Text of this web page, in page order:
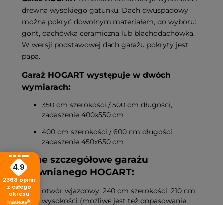
drewna wysokiego gatunku. Dach dwuspadowy
można pokryć dowolnym materiałem, do wyboru:
gont, dachówka ceramiczna lub blachodachówka.
W wersji podstawowej dach garażu pokryty jest
papą.
Garaż HOGART występuje w dwóch
wymiarach:
350 cm szerokości / 500 cm długości,
zadaszenie 400x550 cm
400 cm szerokości / 600 cm długości,
zadaszenie 450x650 cm
Dane szczegółowe garażu
drewnianego HOGART:
otwór wjazdowy: 240 cm szerokości, 210 cm
wysokości (możliwe jest też dopasowanie
4.9
2368 opinii
z całego
okresu